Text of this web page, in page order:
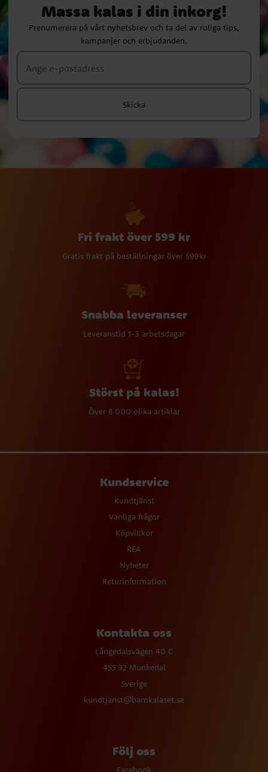
Massa kalas i din inkorg!
Prenumerera på vårt nyhetsbrev och ta del av roliga tips,
kampanjer och erbjudanden.
Skicka
Fri frakt över 599 kr
Gratis frakt på beställningar över 599kr
Snabba leveranser
Leveranstid 1-3 arbetsdagar
Störst på kalas!
Över 8 000 olika artiklar
Kundservice
Kundtjänst
Vanliga frågor
Köpvillkor
REA
Nyheter
Returinformation
Kontakta oss
Långedalsvägen 40 C
455 32 Munkedal
Sverige
kundtjanst@barnkalaset.se
Följ oss
Facebook